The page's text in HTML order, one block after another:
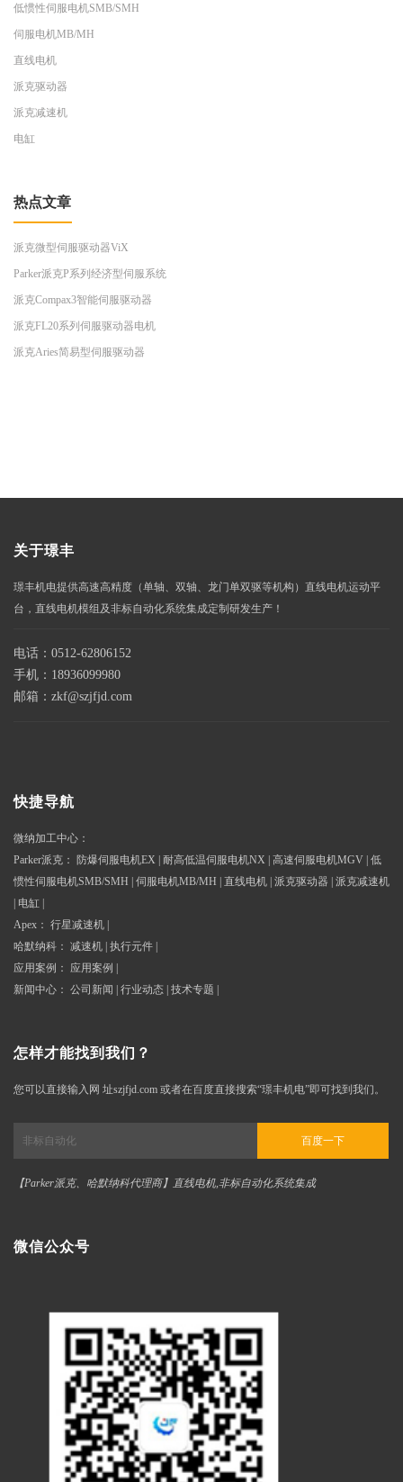
低惯性伺服电机SMB/SMH
伺服电机MB/MH
直线电机
派克驱动器
派克减速机
电缸
热点文章
派克微型伺服驱动器ViX
Parker派克P系列经济型伺服系统
派克Compax3智能伺服驱动器
派克FL20系列伺服驱动器电机
派克Aries简易型伺服驱动器
关于璟丰
璟丰机电提供高速高精度（单轴、双轴、龙门单双驱等机构）直线电机运动平
台，直线电机模组及非标自动化系统集成定制研发生产！
电话：0512-62806152
手机：18936099980
邮箱：zkf@szjfjd.com
快捷导航
微纳加工中心 ：
Parker派克 ： 防爆伺服电机EX 耐高低温伺服电机NX 高速伺服电机MGV 低
惯性伺服电机SMB/SMH
伺服电机MB/MH 直线电机 派克驱动器
派克减速机
电缸
Apex ： 行星减速机
哈默纳科 ： 减速机 执行元件
应用案例 ： 应用案例
新闻中心 ： 公司新闻 行业动态 技术专题
怎样才能找到我们？
您可以直接输入网 址szjfjd.com 或者在百度直接搜索“璟丰机电”即可找到我们。
百度一下
【Parker派克、哈默纳科代理商】直线电机,非标自动化系统集成
微信公众号